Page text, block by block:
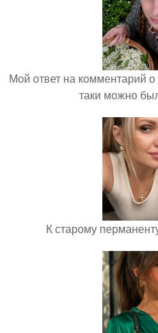
Мой ответ на комментарий
таки можно
К старому